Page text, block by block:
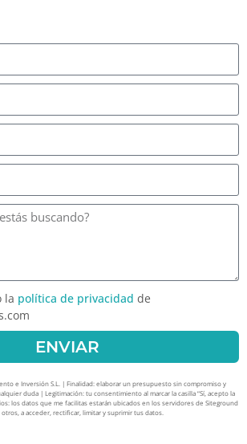
la política de privacidad de
ENVIAR
e Inversión S.L. | Finalidad: elaborar un presupuesto sin compromiso y
duda | Legitimación: tu consentimiento al marcar la casilla “Sí, acepto la
los datos que me facilitas estarán ubicados en los servidores de Siteground
a acceder, rectificar, limitar y suprimir tus datos.